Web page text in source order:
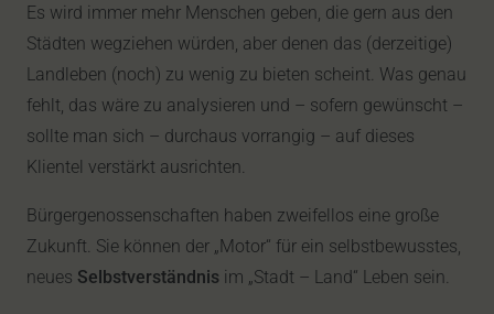
Es wird immer mehr Menschen geben, die gern aus den
Städten wegziehen würden, aber denen das (derzeitige)
Landleben (noch) zu wenig zu bieten scheint. Was genau
fehlt, das wäre zu analysieren und – sofern gewünscht –
sollte man sich – durchaus vorrangig – auf dieses
Klientel verstärkt ausrichten.
Bürgergenossenschaften haben zweifellos eine große
Zukunft. Sie können der „Motor“ für ein selbstbewusstes,
neues Selbstverständnis im „Stadt – Land“ Leben sein.